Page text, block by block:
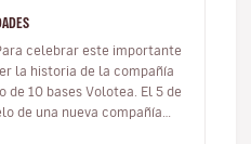
celebrar este importante
la historia de la compañía
bases Volotea. El 5 de
de una nueva compañía